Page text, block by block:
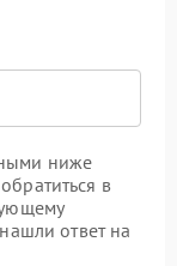
ниже
в
ответ на